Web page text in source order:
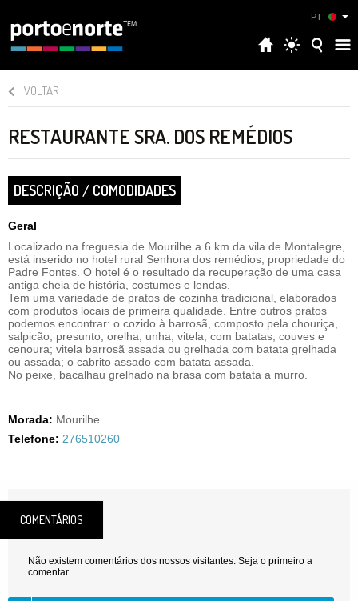
PT
VOLTAR
RESTAURANTE SRA. DOS REMÉDIOS
DESCRIÇÃO / COMODIDADES
Geral
Localizado na freguesia de Mourilhe a 6 km da vila de Montalegre,
está inserido no hotel rural Senhora dos remédios, propriedade do
Padre Fontes. O hotel é o resultado da recuperação de uma casa
antiga cheia de história, costumes e lendas.
Tem uma variedade de pratos de cozinha tradicional, elaborados
com produtos locais de primeira qualidade. Entre outros pratos
podemos encontrar: o cozido à barrosã, composto pela chouriça,
salpicão, presunto, orelha, unha, vitela, com batatas, couves e
cenoura; vitela barrosã assada ou grelhada com batata grelhada
ou assada; o cabrito assado com batata assada.
No peixe, bacalhau grelhado na brasa com batata a murro.
Morada: Mourilhe
Telefone: 276510260
COMENTÁRIOS
Não existem comentários dos nossos visitantes. Seja o primeiro a
comentar.